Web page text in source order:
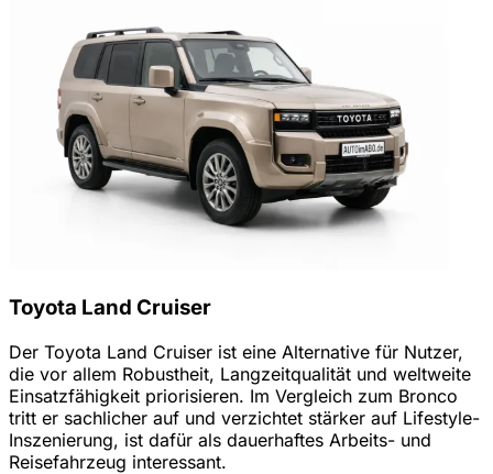
Toyota Land Cruiser
Der Toyota Land Cruiser ist eine Alternative für Nutzer,
die vor allem Robustheit, Langzeitqualität und weltweite
Einsatzfähigkeit priorisieren. Im Vergleich zum Bronco
tritt er sachlicher auf und verzichtet stärker auf Lifestyle-
Inszenierung, ist dafür als dauerhaftes Arbeits- und
Reisefahrzeug interessant.